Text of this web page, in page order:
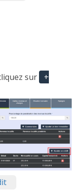
sur
+